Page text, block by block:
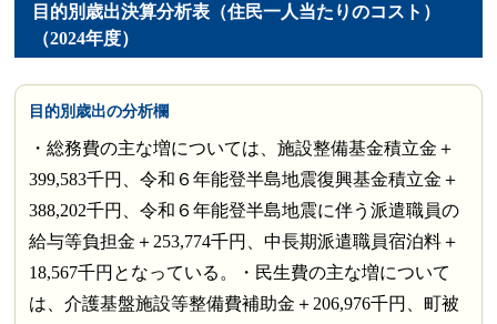
目的別歳出決算分析表（住民一人当たりのコスト）
（2024年度）
目的別歳出の分析欄
・総務費の主な増については、施設整備基金積立金＋
399,583千円、令和６年能登半島地震復興基金積立金＋
388,202千円、令和６年能登半島地震に伴う派遣職員の
給与等負担金＋253,774千円、中長期派遣職員宿泊料＋
18,567千円となっている。・民生費の主な増について
は、介護基盤施設等整備費補助金＋206,976千円、町被